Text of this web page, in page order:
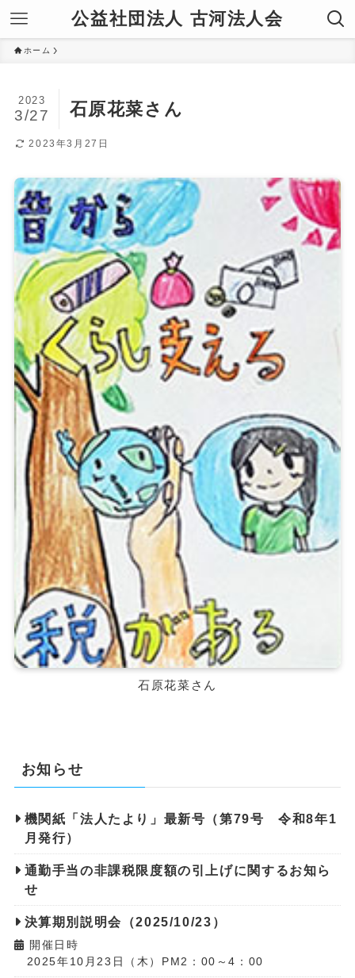
公益社団法人 古河法人会
ホーム
石原花菜さん
2023
3/27
2023年3月27日
石原花菜さん
お知らせ
機関紙「法人たより」最新号（第79号 令和8年1
月発行）
通勤手当の非課税限度額の引上げに関するお知ら
せ
決算期別説明会（2025/10/23）
開催日時
2025年10月23日（木）PM2：00～4：00